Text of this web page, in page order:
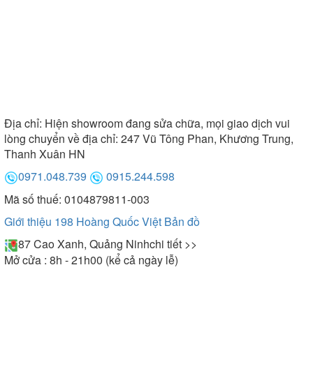
Địa chỉ: Hiện showroom đang sửa chữa, mọi giao dịch vui
lòng chuyển về địa chỉ: 247 Vũ Tông Phan, Khương Trung,
Thanh Xuân HN
0971.048.739
0915.244.598
Mã số thuế: 0104879811-003
Giới thiệu 198 Hoàng Quốc Việt Bản đồ
87 Cao Xanh, Quảng Ninhchi tiết >>
Mở cửa : 8h - 21h00 (kể cả ngày lễ)